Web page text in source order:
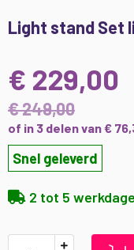
Light stand Set
€ 229,00
€ 249,00
of in 3 delen van €
Snel geleverd
2 tot 5
naar
begin
van
de
afbeeldingen-
gallerij